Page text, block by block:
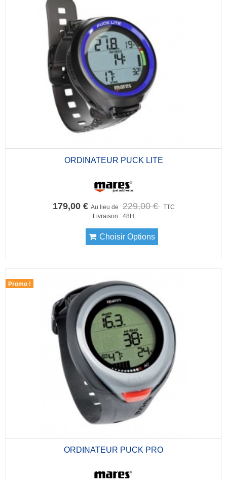
ORDINATEUR PUCK LITE
179,00 € Au lieu de 229,00 € TTC
Livraison : 48H
Choisir Options
Promo !
ORDINATEUR PUCK PRO